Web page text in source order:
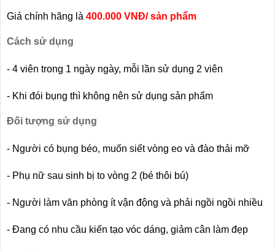
Giá chính hãng là 400.000 VNĐ/ sản phẩm
Cách sử dụng
- 4 viên trong 1 ngày ngày, mỗi lần sử dụng 2 viên
- Khi đói bụng thì không nên sử dụng sản phẩm
Đối tượng sử dụng
- Người có bụng béo, muốn siết vòng eo và đào thải mỡ
- Phụ nữ sau sinh bị to vòng 2 (bé thôi bú)
- Người làm văn phòng ít vận động và phải ngồi ngồi nhiều
- Đang có nhu cầu kiến tạo vóc dáng, giảm cân làm đẹp